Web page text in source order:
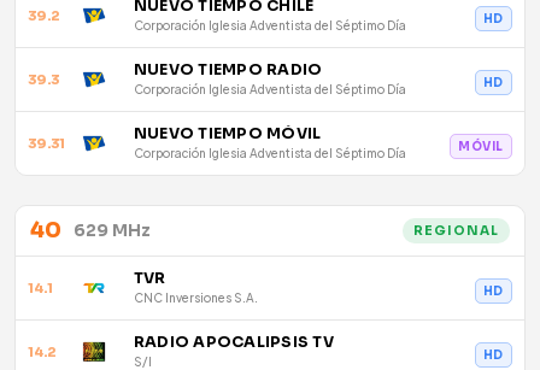
39.2 NUEVO TIEMPO CHILE
Corporación Iglesia Adventista del Séptimo Día HD
39.3 NUEVO TIEMPO RADIO
Corporación Iglesia Adventista del Séptimo Día HD
39.31 NUEVO TIEMPO MÓVIL
Corporación Iglesia Adventista del Séptimo Día MÓVIL
40 629 MHz REGIONAL
14.1 TVR
CNC Inversiones S.A. HD
14.2 RADIO APOCALIPSIS TV
S/I HD